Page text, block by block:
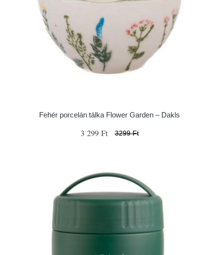
Fehér porcelán tálka Flower Garden – Dakls
3 299 Ft 3299 Ft